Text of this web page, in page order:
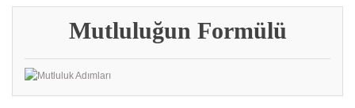
Mutluluğun Formülü